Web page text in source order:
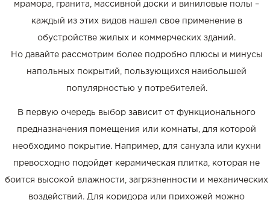
мрамора, гранита, массивной доски и виниловые полы –
каждый из этих видов нашел свое применение в
обустройстве жилых и коммерческих зданий.
Но давайте рассмотрим более подробно плюсы и минусы
напольных покрытий, пользующихся наибольшей
популярностью у потребителей.
В первую очередь выбор зависит от функционального
предназначения помещения или комнаты, для которой
необходимо покрытие. Например, для санузла или кухни
превосходно подойдет керамическая плитка, которая не
боится высокой влажности, загрязненности и механических
воздействий. Для коридора или прихожей можно